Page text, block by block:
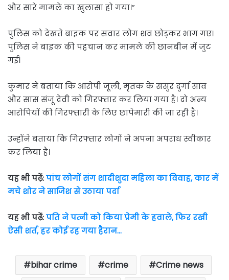
और सारे मामले का खुलासा हो गया।”
पुलिस को देखते बाइक पर सवार लोग शव छोड़कर भाग गए।
पुलिस ने बाइक की पहचान कर मामले की छानबीन में जुट
गई।
कुमार ने बताया कि आरोपी जूली, मृतक के ससुर दुर्गा साव
और सास संजू देवी को गिरफ्तार कर लिया गया है। दो अन्य
आरोपियों की गिरफ्तारी के लिए छापेमारी की जा रही है।
उन्होंने बताया कि गिरफ्तार लोगों ने अपना अपराध स्वीकार
कर लिया है।
यह भी पढ़ें:पांच लोगों संग शादीशुदा महिला का विवाह, कार में
मचे शोर ने साजिश से उठाया पर्दा
यह भी पढ़ें:पति ने पत्नी को किया प्रेमी के हवाले, फिर रखी
ऐसी शर्त, हर कोई रह गया हैरान…
bihar crime crime
Crime news